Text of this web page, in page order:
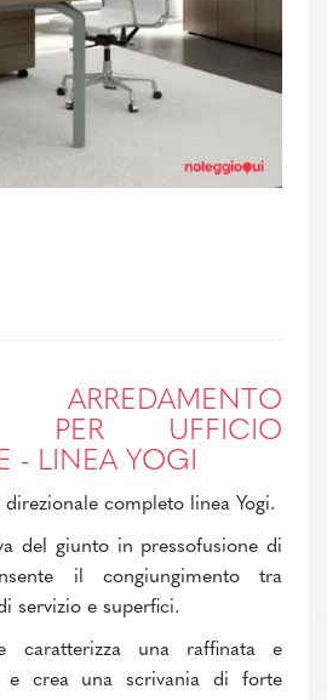
ARREDAMENTO
PER UFFICIO
- LINEA YOGI
completo linea Yogi.
del giunto in pressofusione di
il congiungimento tra
servizio e superfici.
caratterizza una raffinata e
e crea una scrivania di forte